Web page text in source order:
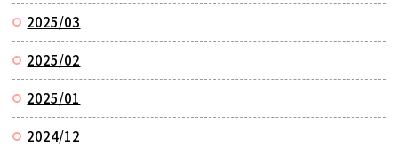
2025/03
2025/02
2025/01
2024/12